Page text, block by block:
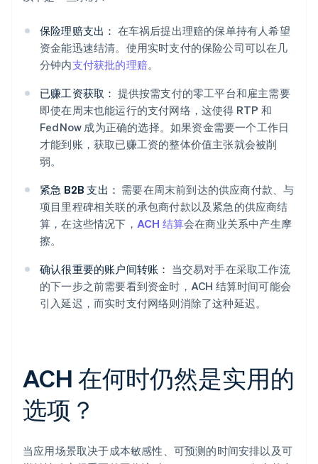
保险理赔支出： 在车祸后提出理赔的保单持有人希望
资金能迅速结清。使用实时支付的保险公司可以在几
分钟内支付获批的理赔。
已赚工资获取： 提供按需支付的零工平台和雇主需要
即使在周末也能运行的支付网络，这使得 RTP 和
FedNow 成为正确的选择。如果资金需要一个工作日
才能到账，获取已赚工资的整体价值主张就会被削
弱。
紧急 B2B 支出： 需要在周末前到达的供应商付款、与
项目里程碑相关联的承包商付款以及紧急的供应商结
算，在这些情况下， ACH 结算会在商业关系中产生摩
擦。
确认很重要的账户间转账： 当交易对手在采取工作流
的下一步之前需要看到资金时，ACH 结算时间可能会
引入延迟，而实时支付网络则消除了这种延迟。
ACH 在何时仍然是实用的
选项？
当应用场景取决于成本敏感性、可预测的时间安排以及可